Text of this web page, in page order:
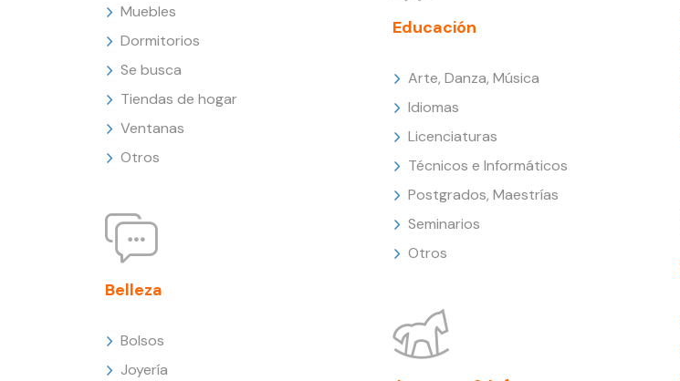
Muebles
Dormitorios
Se busca
Tiendas de hogar
Ventanas
Otros
Belleza
Bolsos
Joyería
Educación
Arte, Danza, Música
Idiomas
Licenciaturas
Técnicos e Informáticos
Postgrados, Maestrías
Seminarios
Otros